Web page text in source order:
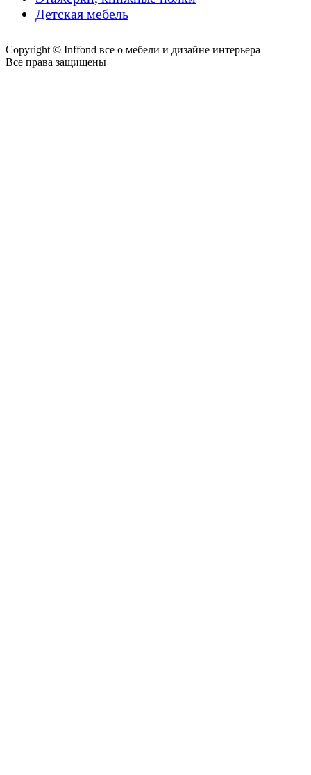
Детская мебель
Copyright © Inffond все о мебели и дизайне интерьера
Все права защищены